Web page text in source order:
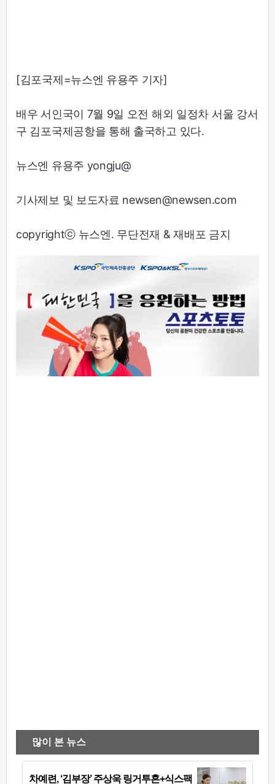
[김포국제=뉴스엔 유용주 기자]
배우 서인국이 7월 9일 오전 해외 일정차 서울 강서
구 김포국제공항을 통해 출국하고 있다.
뉴스엔 유용주 yongju@
기사제보 및 보도자료 newsen@newsen.com
copyrightⓒ 뉴스엔. 무단전재 & 재배포 금지
많이 본 뉴스
차예련, ‘김부장’ 주상욱 링거투혼+식스팩